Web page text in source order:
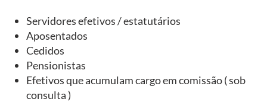
Servidores efetivos / estatutários
Aposentados
Cedidos
Pensionistas
Efetivos que acumulam cargo em comissão ( sob
consulta )